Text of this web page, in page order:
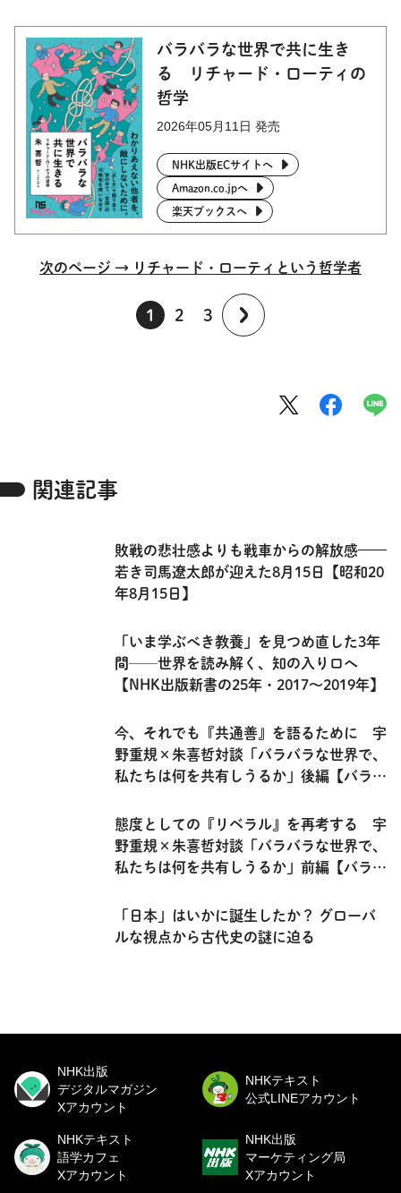
バラバラな世界で共に生き
る リチャード・ローティの
哲学
2026年05月11日 発売
NHK出版ECサイトへ
Amazon.co.jpへ
楽天ブックスへ
次のページ → リチャード・ローティという哲学者
1 2 3
関連記事
敗戦の悲壮感よりも戦車からの解放感——
若き司馬遼太郎が迎えた8月15日【昭和20
年8月15日】
「いま学ぶべき教養」を見つめ直した3年
間──世界を読み解く、知の入り口へ
【NHK出版新書の25年・2017～2019年】
今、それでも『共通善』を語るために 宇
野重規×朱喜哲対談「バラバラな世界で、
私たちは何を共有しうるか」後編【バラバ
態度としての『リベラル』を再考する 宇
野重規×朱喜哲対談「バラバラな世界で、
私たちは何を共有しうるか」前編【バラバ
「日本」はいかに誕生したか？ グローバ
ルな視点から古代史の謎に迫る
NHK出版
デジタルマガジン
Xアカウント
NHKテキスト
公式LINEアカウント
NHKテキスト
語学カフェ
Xアカウント
NHK出版
マーケティング局
Xアカウント